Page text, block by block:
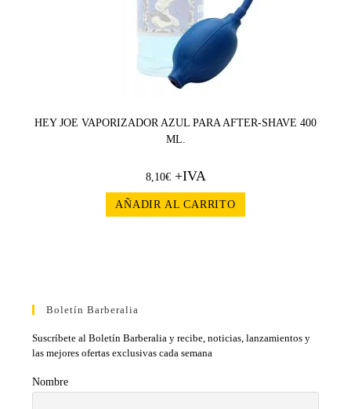
Boletín Barberalia
Suscríbete al Boletín Barberalia y recibe, noticias, lanzamientos y
las mejores ofertas exclusivas cada semana
Nombre
HEY JOE VAPORIZADOR AZUL PARA AFTER-SHAVE 400
ML.
8,10€+IVA
AÑADIR AL CARRITO